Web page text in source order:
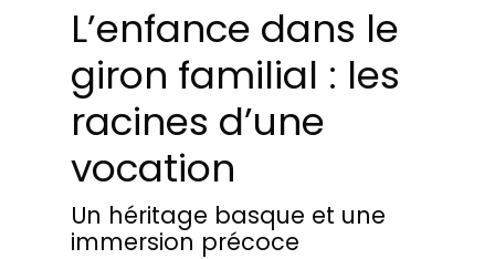
L’enfance dans le
giron familial : les
racines d’une
vocation
Un héritage basque et une
immersion précoce